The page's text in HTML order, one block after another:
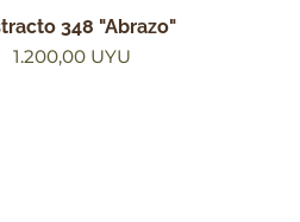
348 "Abrazo"
1.200,00UYU